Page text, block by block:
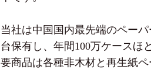
当社は中国国内最先端のペー
台保有し、年間100万ケースほ
要商品は各種非木材と再生紙ペ